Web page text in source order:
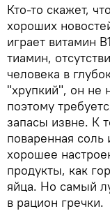
Кто-то скажет,
хороших
играет витамин
тиамин,
человека в
"хрупкий", он не
поэтому
запасы извне. К
поваренная
хорошее
продукты, как
яйца. Но самый
в рацион гречки.